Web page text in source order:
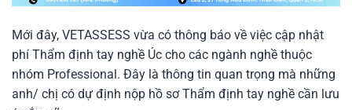
Mới đây, VETASSESS vừa có thông báo về việc cập nhật
phí Thẩm định tay nghề Úc cho các ngành nghề thuộc
nhóm Professional. Đây là thông tin quan trọng mà những
anh/ chị có dự định nộp hồ sơ Thẩm định tay nghề cần lưu